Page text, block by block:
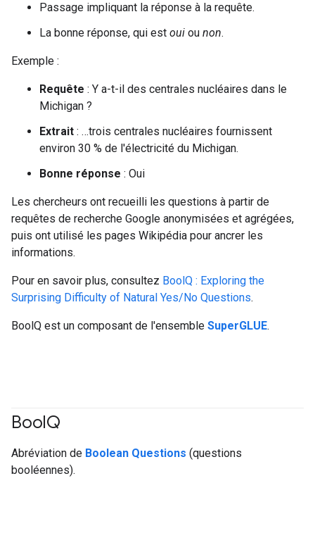
Passage impliquant la réponse à la requête.
La bonne réponse, qui est oui ou non.
Exemple :
Requête : Y a-t-il des centrales nucléaires dans le
Michigan ?
Extrait : …trois centrales nucléaires fournissent
environ 30 % de l'électricité du Michigan.
Bonne réponse : Oui
Les chercheurs ont recueilli les questions à partir de
requêtes de recherche Google anonymisées et agrégées,
puis ont utilisé les pages Wikipédia pour ancrer les
informations.
Pour en savoir plus, consultez BoolQ : Exploring the
Surprising Difficulty of Natural Yes/No Questions.
BoolQ est un composant de l'ensemble SuperGLUE.
BoolQ
Abréviation de Boolean Questions (questions
booléennes).